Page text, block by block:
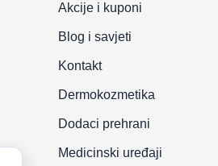
Akcije i kuponi
Blog i savjeti
Kontakt
Dermokozmetika
Dodaci prehrani
Medicinski uređaji